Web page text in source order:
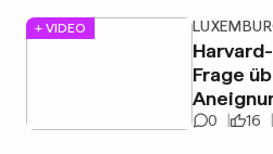
+ VIDEO
Frage
0 16